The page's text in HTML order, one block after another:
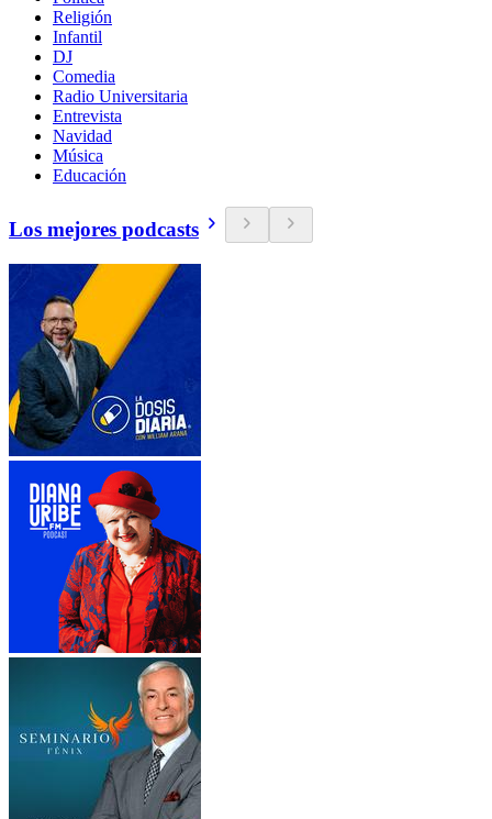
Religión
Infantil
DJ
Comedia
Radio Universitaria
Entrevista
Navidad
Música
Educación
Los mejores podcasts